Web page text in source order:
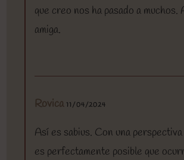
que creo nos ha pasado a muchos.
amiga.
Rovica 11/04/2024
Así es sabius. Con una
es perfectamente posible que